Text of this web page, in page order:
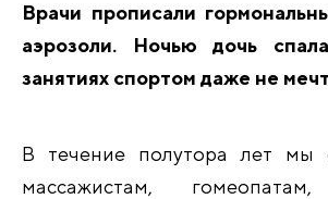
Врачи прописали
аэрозоли. Ночью дочь
занятиях спортом даже не
В течение полутора лет мы
массажистам, гомеопатам,